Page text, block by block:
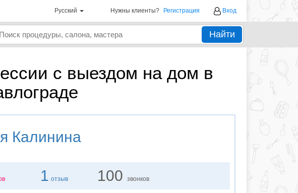
Русский Нужны клиенты? Регистрация Вход
Найти
с выездом на дом в
Калинина
1 отзыв 100 звонков